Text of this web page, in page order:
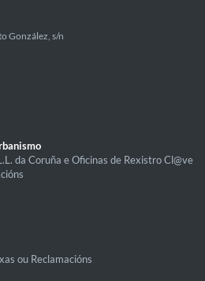
González, s/n
da Coruña e Oficinas de Rexistro Cl@ve
ou Reclamacións